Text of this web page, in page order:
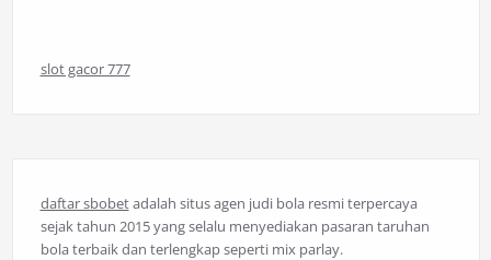
slot gacor 777
daftar sbobetadalah situs agen judi bola resmi terpercaya
sejak tahun 2015 yang selalu menyediakan pasaran taruhan
bola terbaik dan terlengkap seperti mix parlay.